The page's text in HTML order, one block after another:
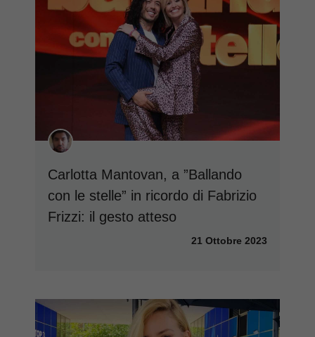
Carlotta Mantovan, a ”Ballando
con le stelle” in ricordo di Fabrizio
Frizzi: il gesto atteso
21 Ottobre 2023